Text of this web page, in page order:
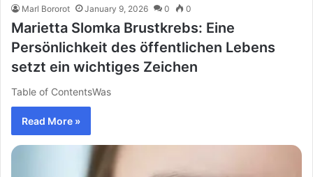
Marl Bororot January 9, 2026 0 0
Marietta Slomka Brustkrebs: Eine
Persönlichkeit des öffentlichen Lebens
setzt ein wichtiges Zeichen
Table of ContentsWas
Read More »